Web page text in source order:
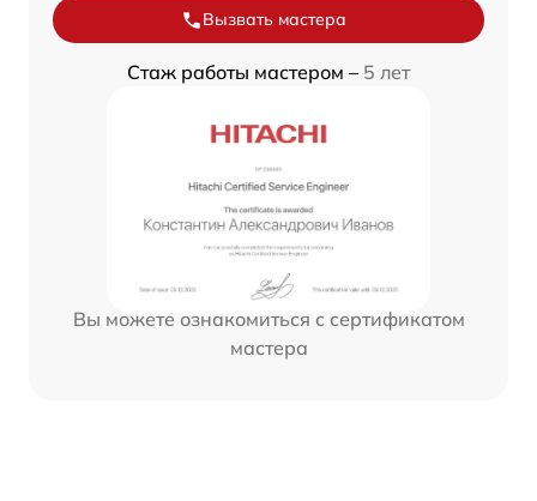
Вызвать мастера
Стаж работы мастером – 5 лет
Вы можете ознакомиться с сертификатом
мастера